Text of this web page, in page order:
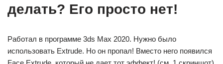
делать? Его просто нет!
Работал в программе 3ds Max 2020. Нужно было
использовать Extrude. Но он пропал! Вместо него появился